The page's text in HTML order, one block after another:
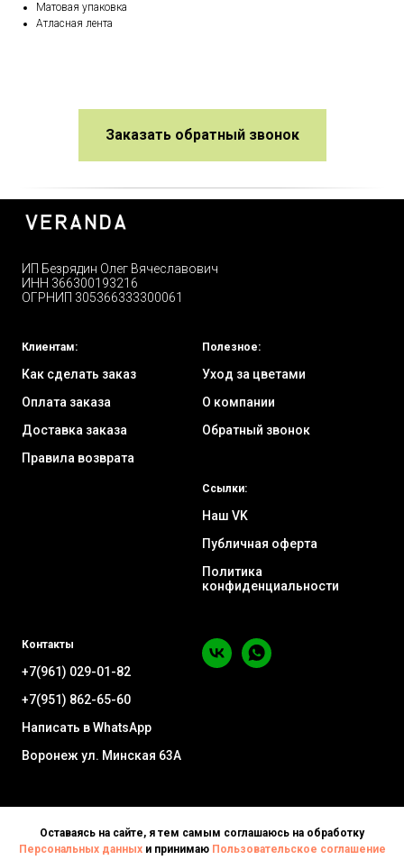
Матовая упаковка
Атласная лента
Заказать обратный звонок
ИП Безрядин Олег Вячеславович
ИНН 366300193216
ОГРНИП 305366333300061
Клиентам:
Как сделать заказ
Оплата заказа
Доставка заказа
Правила возврата
Полезное:
Уход за цветами
О компании
Обратный звонок
Ссылки:
Наш VK
Публичная оферта
Политика
конфиденциальности
Контакты
+7(961) 029-01-82
+7(951) 862-65-60
Написать в WhatsApp
Воронеж ул. Минская 63А
Оставаясь на сайте, я тем самым соглашаюсь на обработку
Персональных данныхи принимаю Пользовательское соглашение